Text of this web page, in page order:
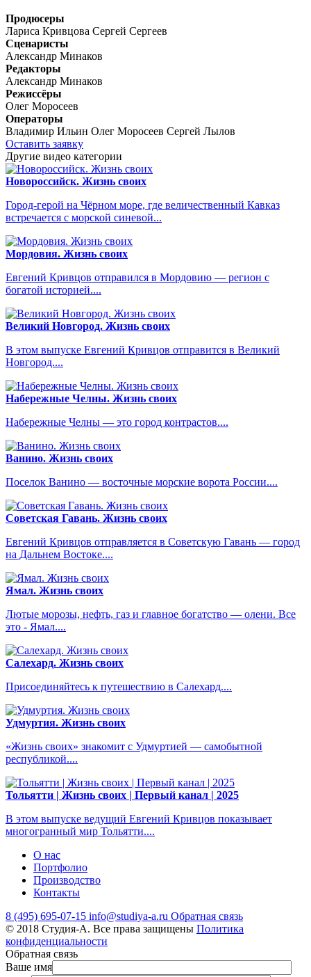
Продюсеры
Лариса Кривцова Сергей Сергеев
Сценаристы
Александр Минаков
Редакторы
Александр Минаков
Режиссёры
Олег Моросеев
Операторы
Владимир Ильин Олег Моросеев Сергей Лылов
Оставить заявку
Другие видео категории
Новороссийск. Жизнь своих
Город-герой на Чёрном море, где величественный Кавказ
встречается с морской синевой...
Мордовия. Жизнь своих
Евгений Кривцов отправился в Мордовию — регион с
богатой историей....
Великий Новгород. Жизнь своих
В этом выпуске Евгений Кривцов отправится в Великий
Новгород....
Набережные Челны. Жизнь своих
Набережные Челны — это город контрастов....
Ванино. Жизнь своих
Поселок Ванино — восточные морские ворота России....
Советская Гавань. Жизнь своих
Евгений Кривцов отправляется в Советскую Гавань — город
на Дальнем Востоке....
Ямал. Жизнь своих
Лютые морозы, нефть, газ и главное богатство — олени. Все
это - Ямал....
Салехард. Жизнь своих
Присоединяйтесь к путешествию в Салехард....
Удмуртия. Жизнь своих
«Жизнь своих» знакомит с Удмуртией — самобытной
республикой....
Тольятти | Жизнь своих | Первый канал | 2025
В этом выпуске ведущий Евгений Кривцов показывает
многогранный мир Тольятти....
О нас
Портфолио
Производство
Контакты
8 (495) 695-07-15 info@studiya-a.ru Обратная связь
© 2018 Студия-А. Все права защищены Политика
конфиденциальности
Обратная связь
Ваше имя